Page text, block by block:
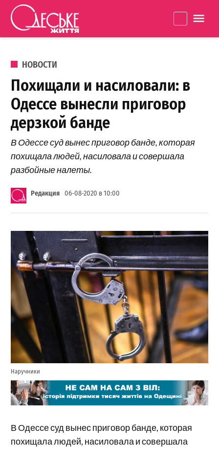
Перейти к содержанию
життя
ОПУБЛИКОВАНО В
НОВОСТИ
Похищали и насиловали: в
Одессе вынесли приговор
дерзкой банде
В Одессе суд вынес приговор банде, которая
похищала людей, насиловала и совершала
разбойные налеты.
Редакция 06-08-2020 в 10:00
Наручники
В Одессе суд вынес приговор банде, которая
похищала людей, насиловала и совершала